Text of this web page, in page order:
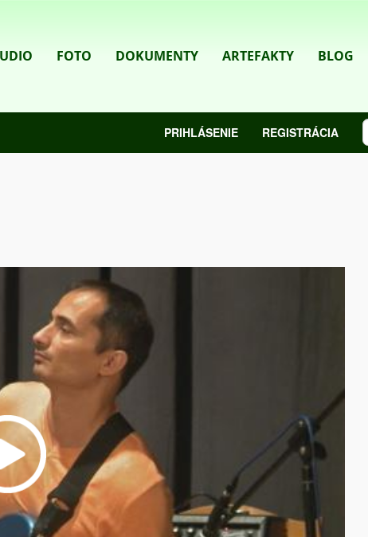
FOTO DOKUMENTY ARTEFAKTY BLOG
PRIHLÁSENIE REGISTRÁCIA